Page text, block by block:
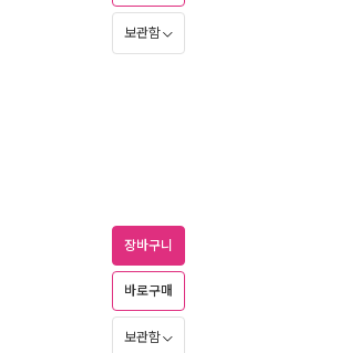
보관함
장바구니
바로구매
보관함